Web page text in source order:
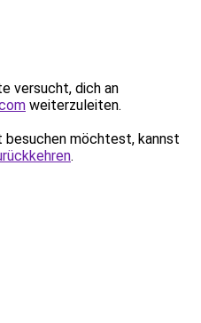
versucht, dich an
weiterzuleiten.
besuchen möchtest, kannst
.